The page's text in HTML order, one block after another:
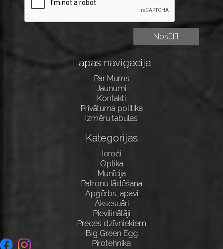
Lapas navigācija
Par Mums
Jaunumi
Kontakti
Privātuma politika
Izmēru tabulas
Kategorijas
Ieroči
Optika
Munīcija
Patronu lādēšana
Apģērbs, apavi
Aksesuāri
Pievilinātāji
Preces dzīvniekiem
Big Green Egg
Pirotehnika